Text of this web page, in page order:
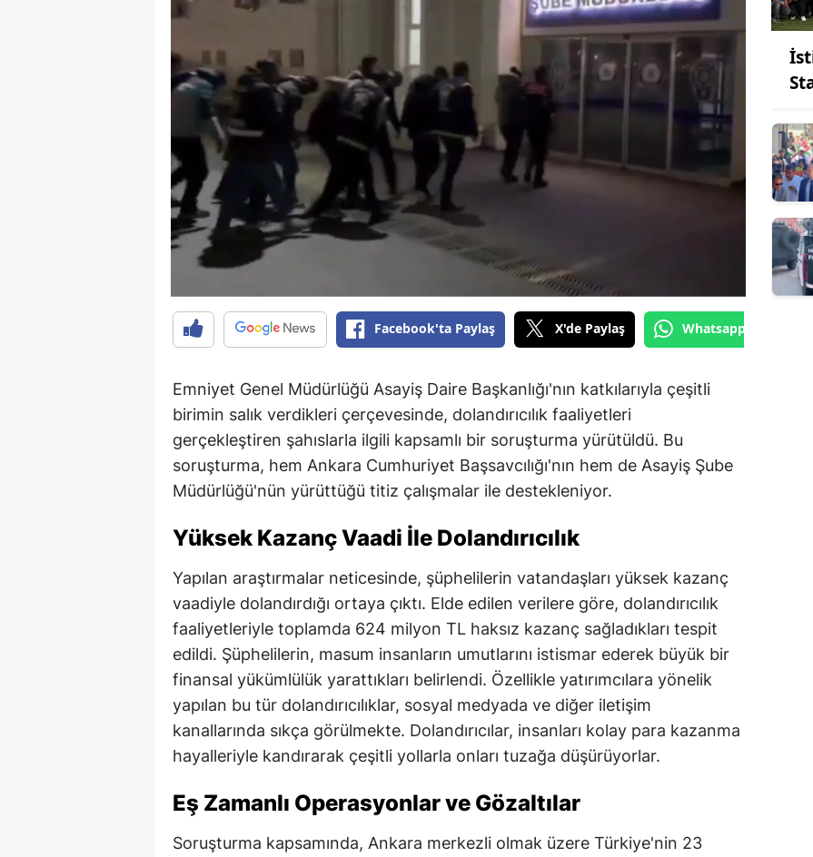
Facebook'ta Paylaş X'de Paylaş Whatsapp'tan Gönder
Emniyet Genel Müdürlüğü Asayiş Daire Başkanlığı'nın katkılarıyla çeşitli
birimin salık verdikleri çerçevesinde, dolandırıcılık faaliyetleri
gerçekleştiren şahıslarla ilgili kapsamlı bir soruşturma yürütüldü. Bu
soruşturma, hem Ankara Cumhuriyet Başsavcılığı'nın hem de Asayiş Şube
Müdürlüğü'nün yürüttüğü titiz çalışmalar ile destekleniyor.
Yüksek Kazanç Vaadi İle Dolandırıcılık
Yapılan araştırmalar neticesinde, şüphelilerin vatandaşları yüksek kazanç
vaadiyle dolandırdığı ortaya çıktı. Elde edilen verilere göre, dolandırıcılık
faaliyetleriyle toplamda 624 milyon TL haksız kazanç sağladıkları tespit
edildi. Şüphelilerin, masum insanların umutlarını istismar ederek büyük bir
finansal yükümlülük yarattıkları belirlendi. Özellikle yatırımcılara yönelik
yapılan bu tür dolandırıcılıklar, sosyal medyada ve diğer iletişim
kanallarında sıkça görülmekte. Dolandırıcılar, insanları kolay para kazanma
hayalleriyle kandırarak çeşitli yollarla onları tuzağa düşürüyorlar.
Eş Zamanlı Operasyonlar ve Gözaltılar
Soruşturma kapsamında, Ankara merkezli olmak üzere Türkiye'nin 23